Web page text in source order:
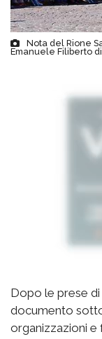
Nota del Rione
Emanuele Filiberto
Dopo le prese di
documento
organizzazioni